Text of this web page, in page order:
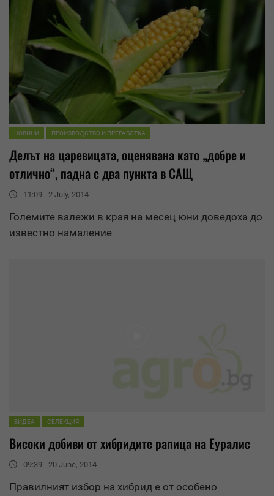
НОВИНИ ПРОИЗВОДСТВО И ПРЕРАБОТКА
Делът на царевицата, оценявана като „добре и
отлично“, падна с два пункта в САЩ
11:09 - 2 July, 2014
Големите валежи в края на месец юни доведоха до
известно намаление
ВИДЕА СЕЛЕКЦИЯ
Високи добиви от хибридите рапица на Еуралис
09:39 - 20 June, 2014
Правилният избор на хибрид е от особено